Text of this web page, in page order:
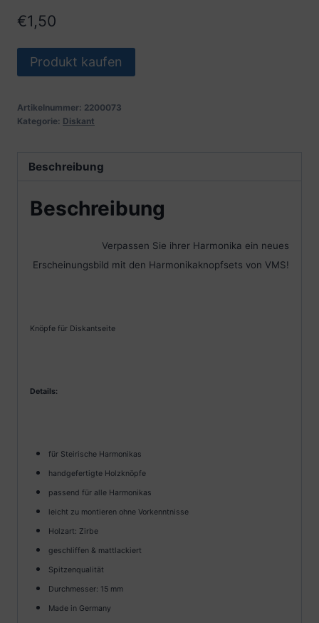
€1,50
Produkt kaufen
Artikelnummer: 2200073
Kategorie: Diskant
Beschreibung
Beschreibung
Verpassen Sie ihrer Harmonika ein neues
Erscheinungsbild mit den Harmonikaknopfsets von VMS!
Knöpfe für Diskantseite
Details:
für Steirische Harmonikas
handgefertigte Holzknöpfe
passend für alle Harmonikas
leicht zu montieren ohne Vorkenntnisse
Holzart: Zirbe
geschliffen & mattlackiert
Spitzenqualität
Durchmesser: 15 mm
Made in Germany